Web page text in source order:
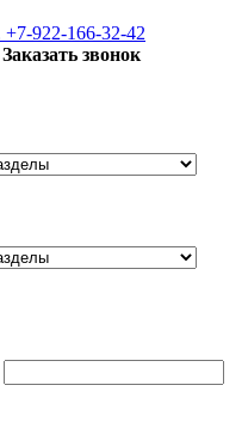
+7-922-166-32-42
Заказать звонок